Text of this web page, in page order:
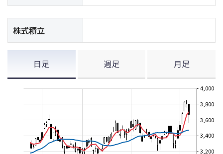
株式積立
日足 週足 月足
3,200
3,400
3,600
3,800
4,000